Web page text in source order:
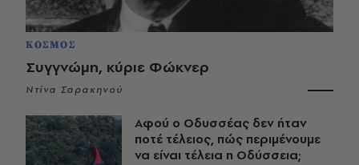
ΚΟΣΜΟΣ
Συγγνώμη, κύριε Φώκνερ
Ντίνα Σαρακηνού
Αφού ο Οδυσσέας δεν ήταν
ποτέ τέλειος, πώς περιμένουμε
να είναι τέλεια η Οδύσσεια;